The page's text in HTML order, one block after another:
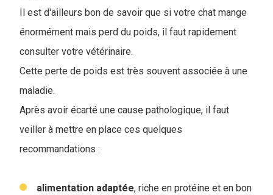
Il est d'ailleurs bon de savoir que si votre chat mange
énormément mais perd du poids, il faut rapidement
consulter votre vétérinaire.
Cette perte de poids est très souvent associée à une
maladie.
Après avoir écarté une cause pathologique, il faut
veiller à mettre en place ces quelques
recommandations :
alimentation adaptée, riche en protéine et en bon